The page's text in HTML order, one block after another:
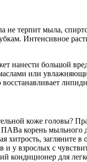
не терпит мыла,
Интенсивное
нанести большой
или
коже головы?
корень мыльного
хитрость, загляните
и у взрослых с
кондиционер для